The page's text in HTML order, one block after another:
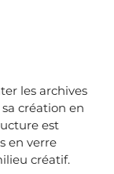
les archives
création en
est
en verre
créatif.